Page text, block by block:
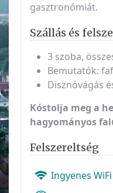
gasztronómiát.
Szállás és
3 szoba,
Bemutatók:
Disznóvágás
Kóstolja meg a
hagyományos
Felszereltség
Ingyenes